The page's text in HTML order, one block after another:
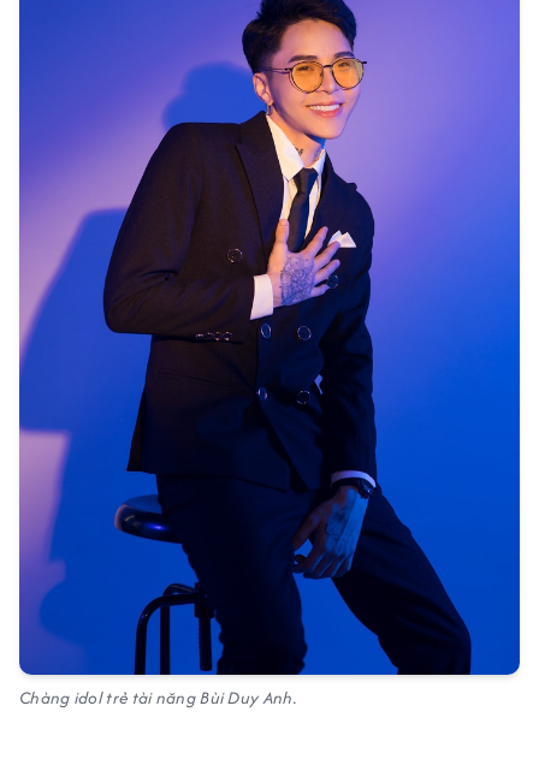
Chàng idol trẻ tài năng Bùi Duy Anh.